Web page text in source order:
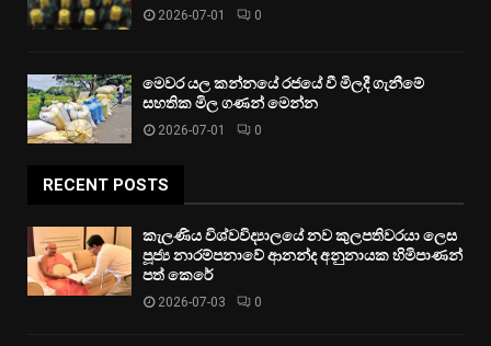
2026-07-01 0
මෙවර යල කන්නයේ රජයේ වී මිලදී ගැනීමේ
සහතික මිල ගණන් මෙන්න
2026-07-01 0
RECENT POSTS
කැලණිය විශ්වවිද්‍යාලයේ නව කුලපතිවරයා ලෙස
පූජ්‍ය නාරම්පනාවේ ආනන්ද අනුනායක හිමිපාණන්
පත් කෙරේ
2026-07-03 0